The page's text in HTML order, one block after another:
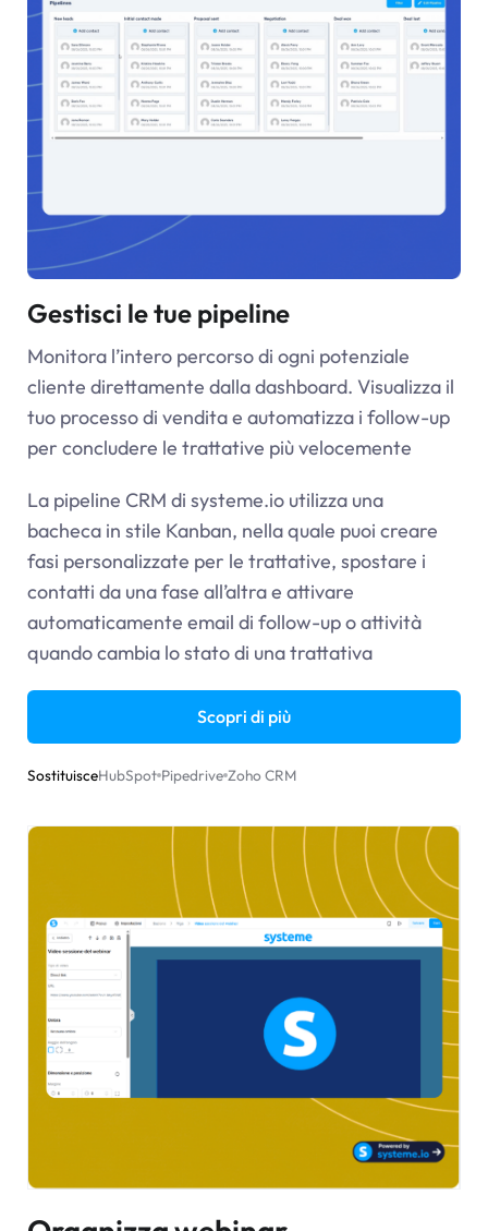
Gestisci le tue pipeline
Monitora l’intero percorso di ogni potenziale
cliente direttamente dalla dashboard. Visualizza il
tuo processo di vendita e automatizza i follow-up
per concludere le trattative più velocemente
La pipeline CRM di systeme.io utilizza una
bacheca in stile Kanban, nella quale puoi creare
fasi personalizzate per le trattative, spostare i
contatti da una fase all’altra e attivare
automaticamente email di follow-up o attività
quando cambia lo stato di una trattativa
Scopri di più
SostituisceHubSpot Pipedrive Zoho CRM